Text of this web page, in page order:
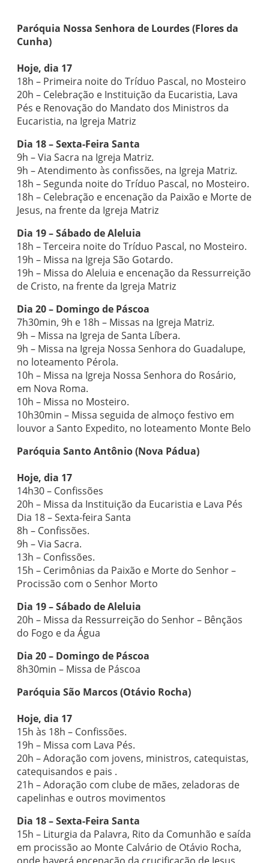
Paróquia Nossa Senhora de Lourdes (Flores da
Cunha)
Hoje, dia 17
18h – Primeira noite do Tríduo Pascal, no Mosteiro
20h – Celebração e Instituição da Eucaristia, Lava
Pés e Renovação do Mandato dos Ministros da
Eucaristia, na Igreja Matriz
Dia 18 – Sexta-Feira Santa
9h – Via Sacra na Igreja Matriz.
9h – Atendimento às confissões, na Igreja Matriz.
18h – Segunda noite do Tríduo Pascal, no Mosteiro.
18h – Celebração e encenação da Paixão e Morte de
Jesus, na frente da Igreja Matriz
Dia 19 – Sábado de Aleluia
18h – Terceira noite do Tríduo Pascal, no Mosteiro.
19h – Missa na Igreja São Gotardo.
19h – Missa do Aleluia e encenação da Ressurreição
de Cristo, na frente da Igreja Matriz
Dia 20 – Domingo de Páscoa
7h30min, 9h e 18h – Missas na Igreja Matriz.
9h – Missa na Igreja de Santa Líbera.
9h – Missa na Igreja Nossa Senhora do Guadalupe,
no loteamento Pérola.
10h – Missa na Igreja Nossa Senhora do Rosário,
em Nova Roma.
10h – Missa no Mosteiro.
10h30min – Missa seguida de almoço festivo em
louvor a Santo Expedito, no loteamento Monte Belo
Paróquia Santo Antônio (Nova Pádua)
Hoje, dia 17
14h30 – Confissões
20h – Missa da Instituição da Eucaristia e Lava Pés
Dia 18 – Sexta-feira Santa
8h – Confissões.
9h – Via Sacra.
13h – Confissões.
15h – Cerimônias da Paixão e Morte do Senhor –
Procissão com o Senhor Morto
Dia 19 – Sábado de Aleluia
20h – Missa da Ressurreição do Senhor – Bênçãos
do Fogo e da Água
Dia 20 – Domingo de Páscoa
8h30min – Missa de Páscoa
Paróquia São Marcos (Otávio Rocha)
Hoje, dia 17
15h às 18h – Confissões.
19h – Missa com Lava Pés.
20h – Adoração com jovens, ministros, catequistas,
catequisandos e pais .
21h – Adoração com clube de mães, zeladoras de
capelinhas e outros movimentos
Dia 18 – Sexta-Feira Santa
15h – Liturgia da Palavra, Rito da Comunhão e saída
em procissão ao Monte Calvário de Otávio Rocha,